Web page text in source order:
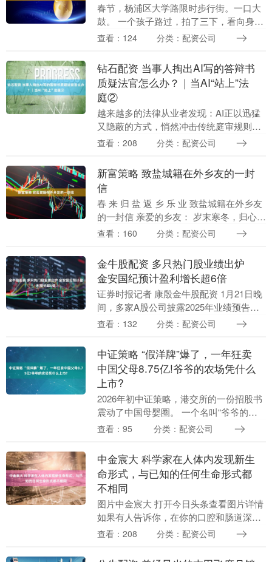
春节，杨浦区大学路限时步行街。一口大
鼓。 一个孩子路过，拍了三下，看向身旁
的父亲。两人相视一笑，孩子又拍三下。
指指关节轻叩鼓....
查看：124 分类：配资公司
钻石配资 当事人掏出AI写的答辩书
质疑法官怎么办？｜当AI“站上”法
庭②
越来越多的法律从业者发现：AI正以迅猛
又隐蔽的方式，悄然冲击传统庭审规则与
司法信任体系。 当事人渴望用AI在更短时
在核实文....
查看：208 分类：配资公司
新富策略 致盐城籍在外乡友的一封
信
春 来 归 盐 返 乡 乐 业 致盐城籍在外乡友
的一封信 亲爱的乡友： 岁末寒冬，归心似
箭。当熟悉的乡音在耳畔响起，当故土的
美....
查看：160 分类：配资公司
金牛股配资 多只热门股业绩出炉
金安国纪预计盈利增长超6倍
证券时报记者 康殷金牛股配资 1月21日晚
间，多家A股公司披露2025年业绩预告，
归母净利润均大幅增长。其中，金安国纪
查看：132 分类：配资公司
中证策略 “假洋牌”爆了，一年狂卖
中国父母8.75亿!爷爷的农场凭什么
上市?
2026年初中证策略，港交所的一份招股书
震动了中国母婴圈。 一个名叫“爷爷的农
场”的品牌，2024年营收狂揽8.75亿，如今
查看：95 分类：配资公司
中金宸大 科学家在人体内发现新生
命形式，与已知的任何生命形式都
不相同
图片中金宸大 打开今日头条查看图片详情
如果有人告诉你，在你的口腔和肠道深
处，潜伏着一种完全不符合现代生物学分
非科幻小说的....
查看：208 分类：配资公司